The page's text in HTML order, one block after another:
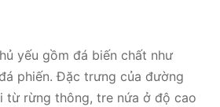
yếu gồm đá biến chất như
phiến. Đặc trưng của đường
từ rừng thông, tre nứa ở độ cao